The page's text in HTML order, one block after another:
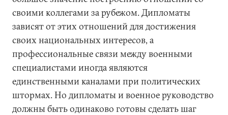
своими коллегами за рубежом. Дипломаты
зависят от этих отношений для достижения
своих национальных интересов, а
профессиональные связи между военными
специалистами иногда являются
единственными каналами при политических
штормах. Но дипломаты и военное руководство
должны быть одинаково готовы сделать шаг